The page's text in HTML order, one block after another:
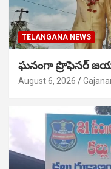
TELANGANA NEWS
ఘనంగా ప్రొఫెసర్
August 6, 2026